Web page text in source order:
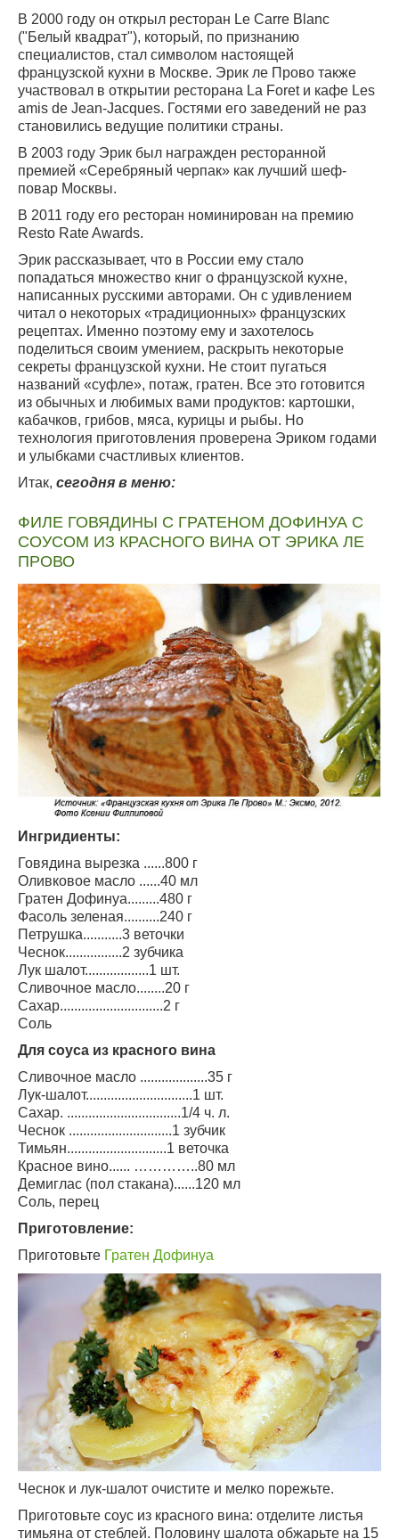
В 2000 году он открыл ресторан Le Carre Blanc
("Белый квадрат"), который, по признанию
специалистов, стал символом настоящей
французской кухни в Москве. Эрик ле Прово также
участвовал в открытии ресторана La Foret и кафе Les
amis de Jean-Jacques. Гостями его заведений не раз
становились ведущие политики страны.
В 2003 году Эрик был награжден ресторанной
премией «Серебряный черпак» как лучший шеф-
повар Москвы.
В 2011 году его ресторан номинирован на премию
Resto Rate Awards.
Эрик рассказывает, что в России ему стало
попадаться множество книг о французской кухне,
написанных русскими авторами. Он с удивлением
читал о некоторых «традиционных» французских
рецептах. Именно поэтому ему и захотелось
поделиться своим умением, раскрыть некоторые
секреты французской кухни. Не стоит пугаться
названий «суфле», потаж, гратен. Все это готовится
из обычных и любимых вами продуктов: картошки,
кабачков, грибов, мяса, курицы и рыбы. Но
технология приготовления проверена Эриком годами
и улыбками счастливых клиентов.
Итак, сегодня в меню:
ФИЛЕ ГОВЯДИНЫ С ГРАТЕНОМ ДОФИНУА С
СОУСОМ ИЗ КРАСНОГО ВИНА ОТ ЭРИКА ЛЕ
ПРОВО
Ингридиенты:
Говядина вырезка ......800 г
Оливковое масло ......40 мл
Гратен Дофинуа.........480 г
Фасоль зеленая..........240 г
Петрушка...........3 веточки
Чеснок................2 зубчика
Лук шалот..................1 шт.
Сливочное масло........20 г
Сахар.............................2 г
Соль
Для соуса из красного вина
Сливочное масло ...................35 г
Лук-шалот..............................1 шт.
Сахар. ................................1/4 ч. л.
Чеснок .............................1 зубчик
Тимьян............................1 веточка
Красное вино...... …………..80 мл
Демиглас (пол стакана)......120 мл
Соль, перец
Приготовление:
Приготовьте Гратен Дофинуа
Чеснок и лук-шалот очистите и мелко порежьте.
Приготовьте соус из красного вина: отделите листья
тимьяна от стеблей. Половину шалота обжарьте на 15